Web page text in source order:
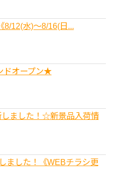
12(水)～8/16(日...
ドオープン★
ました！☆新景品入荷情
ました！《WEBチラシ更